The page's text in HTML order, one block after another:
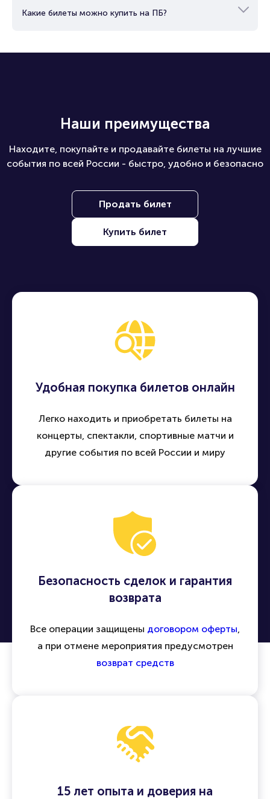
Какие билеты можно купить на ПБ?
Наши преимущества
Находите, покупайте и продавайте билеты на лучшие
события по всей России - быстро, удобно и безопасно
Продать билет
Купить билет
Удобная покупка билетов онлайн
Легко находить и приобретать билеты на
концерты, спектакли, спортивные матчи и
другие события по всей России и миру
Безопасность сделок и гарантия
возврата
Все операции защищены договором оферты,
а при отмене мероприятия предусмотрен
возврат средств
15 лет опыта и доверия на